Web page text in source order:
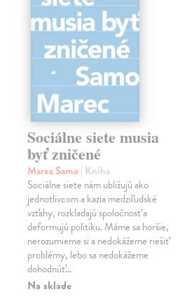
Sociálne siete musia
byť zničené
Marec Samo| Kniha
Sociálne siete nám ubližujú ako
jednotlivcom a kazia medziľudské
vzťahy, rozkladajú spoločnosť a
deformujú politiku. Máme sa horšie,
nerozumieme si a nedokážeme riešiť
problémy, lebo sa nedokážeme
dohodnúť…
Na sklade